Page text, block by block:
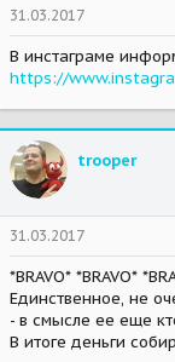
31.03.2017
В инстаграме
https://
trooper
31.03.2017
*BRAVO* *BRAVO*
Единственное, не
- в смысле ее еще
В итоге деньги